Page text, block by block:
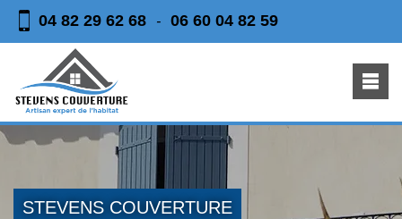
04 82 29 62 68 - 06 60 04 82 59
STEVENS COUVERTURE